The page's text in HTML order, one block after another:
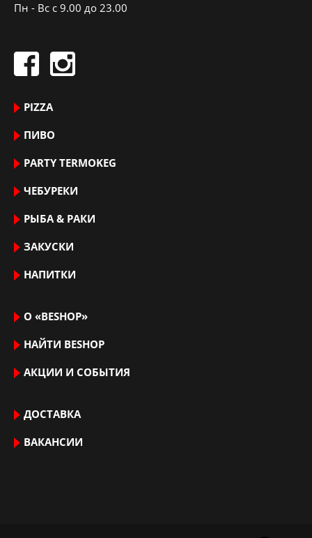
Пн - Вс с 9.00 до 23.00
PIZZA
ПИВО
PARTY TERMOKEG
ЧЕБУРЕКИ
РЫБА & РАКИ
ЗАКУСКИ
НАПИТКИ
О «BESHOP»
НАЙТИ ВЕSHOP
АКЦИИ И СОБЫТИЯ
ДОСТАВКА
ВАКАНСИИ